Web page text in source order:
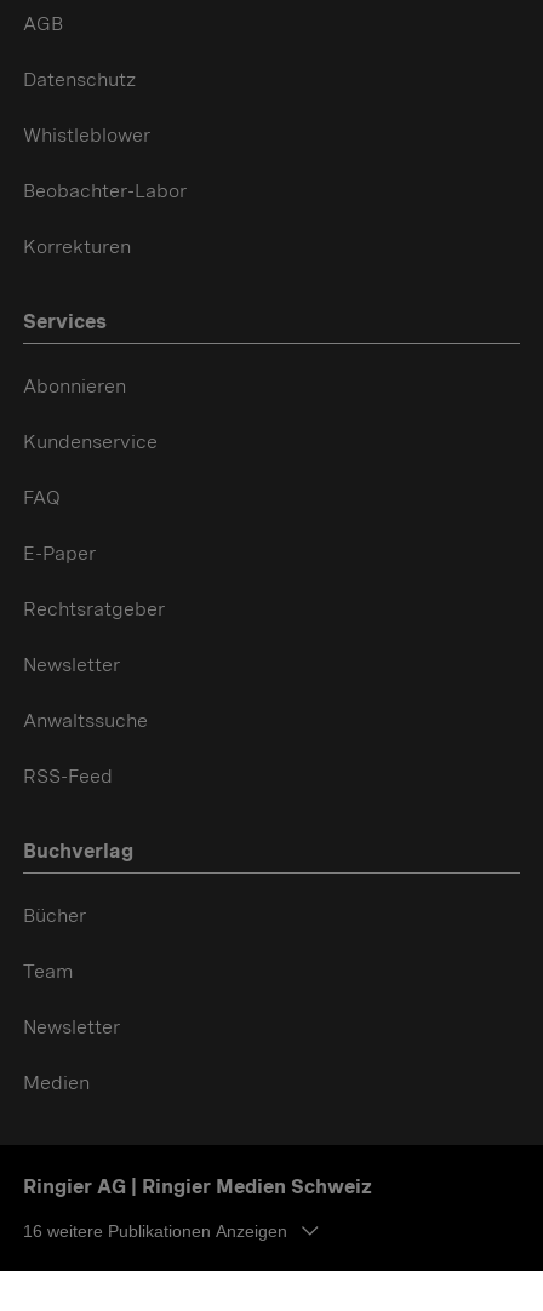
AGB
Datenschutz
Whistleblower
Beobachter-Labor
Korrekturen
Services
Abonnieren
Kundenservice
FAQ
E-Paper
Rechtsratgeber
Newsletter
Anwaltssuche
RSS-Feed
Buchverlag
Bücher
Team
Newsletter
Medien
Ringier AG | Ringier Medien Schweiz
16 weitere Publikationen Anzeigen